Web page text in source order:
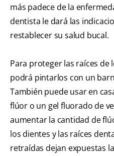
más padece de la
dentista le dará las
restablecer su salud bucal.
Para proteger las raíces de
podrá pintarlos con un
También puede usar en
flúor o un gel fluorado de
aumentar la cantidad de
los dientes y las raíces
retraídas dejan expuestas